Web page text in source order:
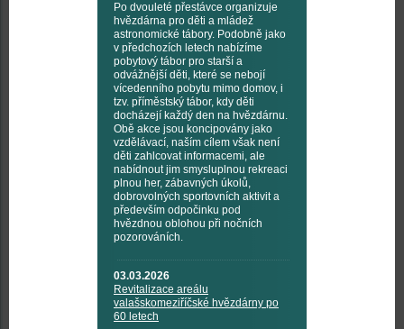
Po dvouleté přestávce organizuje
hvězdárna pro děti a mládež
astronomické tábory. Podobně jako
v předchozích letech nabízíme
pobytový tábor pro starší a
odvážnější děti, které se nebojí
vícedenního pobytu mimo domov, i
tzv. příměstský tábor, kdy děti
docházejí každý den na hvězdárnu.
Obě akce jsou koncipovány jako
vzdělávací, naším cílem však není
děti zahlcovat informacemi, ale
nabídnout jim smysluplnou rekreaci
plnou her, zábavných úkolů,
dobrovolných sportovních aktivit a
především odpočinku pod
hvězdnou oblohou při nočních
pozorováních.
03.03.2026
Revitalizace areálu
valašskomeziříčské hvězdárny po
60 letech